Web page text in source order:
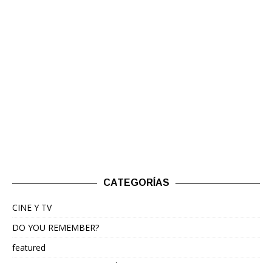
CATEGORÍAS
CINE Y TV
DO YOU REMEMBER?
featured